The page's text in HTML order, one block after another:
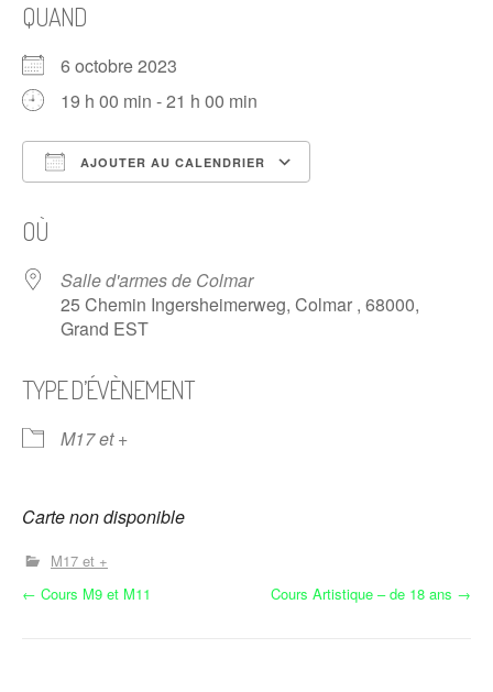
QUAND
6 octobre 2023
19 h 00 min - 21 h 00 min
AJOUTER AU CALENDRIER
OÙ
Salle d'armes de Colmar
25 Chemin Ingersheimerweg, Colmar , 68000,
Grand EST
TYPE D’ÉVÈNEMENT
M17 et +
Carte non disponible
M17 et +
N
← Cours M9 et M11 Cours Artistique – de 18 ans →